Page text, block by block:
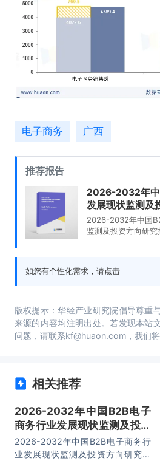
电子商务 广西
推荐报告
2026-2032年中
发展现状监测及
2026-2032年中国
监测及投资方向研
如您有个性化需求，请点击
版权提示：华经产业研究院倡导尊重
来源的内容均注明出处。若发现本站
问题，请联系kf@huaon.com，我们将
相关推荐
2026-2032年中国B2B电子
商务行业发展现状监测及投资
方向研究报告
2026-2032年中国B2B电子商务行
业发展现状监测及投资方向研究报